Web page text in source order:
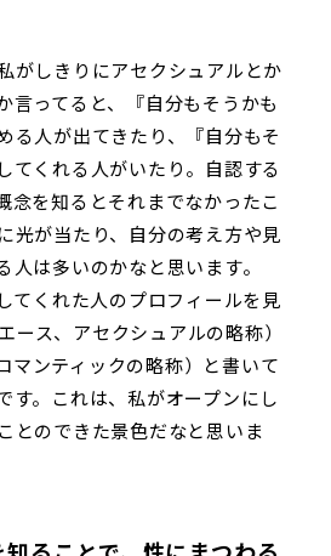
がしきりにアセクシュアルとか
言ってると、『自分もそうかも
る人が出てきたり、『自分もそ
てくれる人がいたり。自認する
念を知るとそれまでなかったこ
光が当たり、自分の考え方や見
人は多いのかなと思います。
てくれた人のプロフィールを見
ース、アセクシュアルの略称）
マンティックの略称）と書いて
す。これは、私がオープンにし
とのできた景色だなと思いま